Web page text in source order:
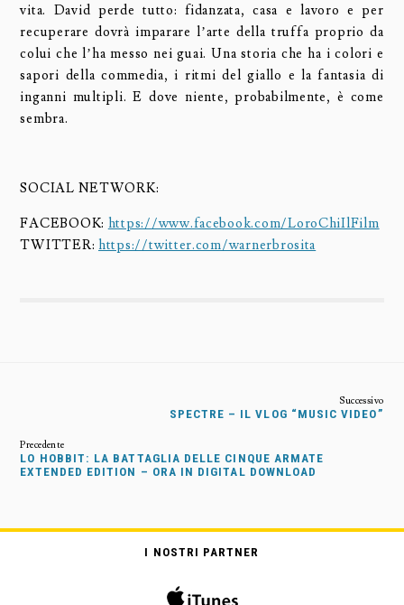
vita. David perde tutto: fidanzata, casa e lavoro e per
recuperare dovrà imparare l’arte della truffa proprio da
colui che l’ha messo nei guai. Una storia che ha i colori e
sapori della commedia, i ritmi del giallo e la fantasia di
inganni multipli. E dove niente, probabilmente, è come
sembra.
SOCIAL NETWORK:
FACEBOOK: https://www.facebook.com/LoroChiIlFilm
TWITTER:https://twitter.com/warnerbrosita
SPECTRE – IL VLOG “MUSIC VIDEO”
LO HOBBIT: LA BATTAGLIA DELLE CINQUE ARMATE
EXTENDED EDITION – ORA IN DIGITAL DOWNLOAD
I NOSTRI PARTNER